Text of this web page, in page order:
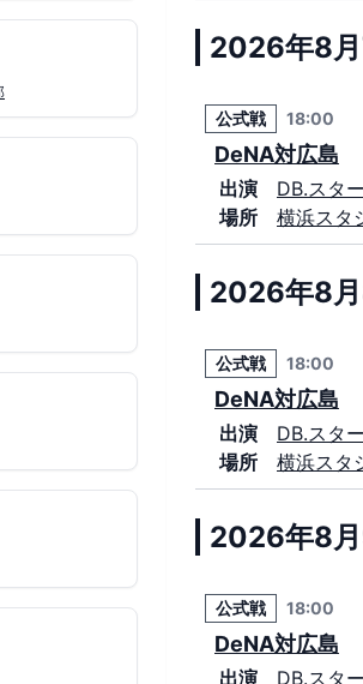
2026年8
公式戦 18:00
DeNA対広島
出演 DB.スタ
場所
横浜スタ
2026年8
公式戦 18:00
DeNA対広島
出演 DB.スタ
場所
横浜スタ
2026年8
公式戦 18:00
DeNA対広島
出演 DB.スタ